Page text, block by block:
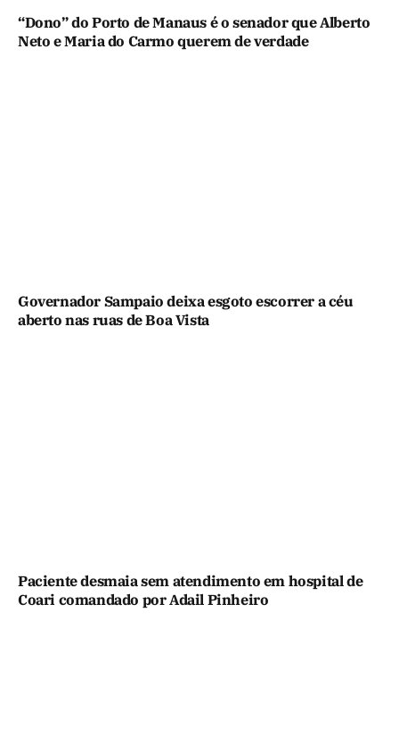
“Dono” do Porto de Manaus é o senador que Alberto
Neto e Maria do Carmo querem de verdade
Governador Sampaio deixa esgoto escorrer a céu
aberto nas ruas de Boa Vista
Paciente desmaia sem atendimento em hospital de
Coari comandado por Adail Pinheiro